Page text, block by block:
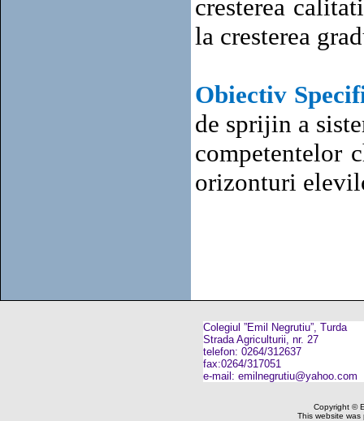
cresterea
la cresterea
Obiectiv
de sprijin a
competentelor
orizonturi
Colegiul ”Emil Negrutiu”, Turda
Strada Agriculturii, nr. 27
telefon: 0264/312637
fax:0264/317051
e-mail: emilnegrutiu@yahoo.com
Copyright ©
This website